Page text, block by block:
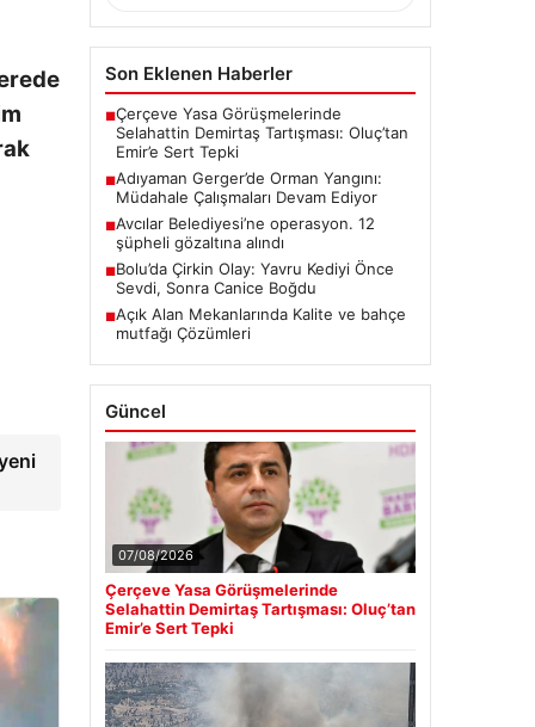
Son Eklenen Haberler
■Çerçeve Yasa Görüşmelerinde
Selahattin Demirtaş Tartışması: Oluç’tan
Emir’e Sert Tepki
■Adıyaman Gerger’de Orman Yangını:
Müdahale Çalışmaları Devam Ediyor
■Avcılar Belediyesi’ne operasyon. 12
şüpheli gözaltına alındı
■Bolu’da Çirkin Olay: Yavru Kediyi Önce
Sevdi, Sonra Canice Boğdu
■Açık Alan Mekanlarında Kalite ve bahçe
mutfağı Çözümleri
Güncel
07/08/2026
Çerçeve Yasa Görüşmelerinde
Selahattin Demirtaş Tartışması: Oluç’tan
Emir’e Sert Tepki